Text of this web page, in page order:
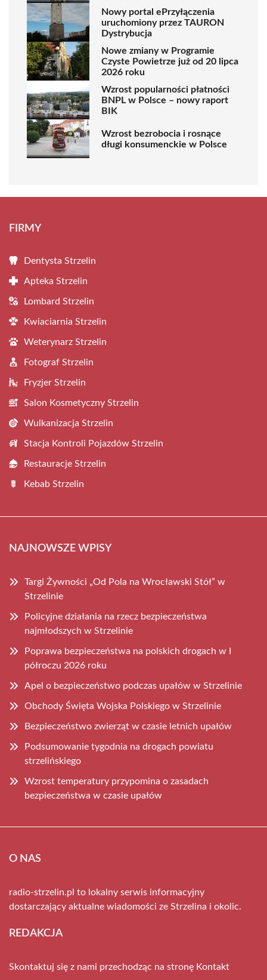
Nowy portal ePrzyłączenia
uruchomiony przez TAURON
Dystrybucja
Nowe zmiany w Programie
Czyste Powietrze już od 20 lipca
2026 roku
Wzrost popularności płatności
BNPL w Polsce – nowy raport
BIK
Wzrost bezrobocia i rosnące
długi konsumenckie w Polsce
FIRMY
Dentysta Strzelin
Apteka Strzelin
Lombard Strzelin
Kwiaciarnia Strzelin
Weterynarz Strzelin
Fotograf Strzelin
Fryzjer Strzelin
Salon Kosmetyczny Strzelin
Wulkanizacja Strzelin
Stacja Kontroli Pojazdów Strzelin
Restauracje Strzelin
Kebab Strzelin
NAJNOWSZE WPISY
Targi Żywności „Od Pola na Wrocławski Stół” w
Strzelinie
Policyjne działania na rzecz bezpieczeństwa
najmłodszych w Strzelinie
Poprawa bezpieczeństwa na polskich drogach w I
półroczu 2026 roku
Apel o bezpieczeństwo podczas upałów w Strzelinie
Obchody Święta Wojska Polskiego w Strzelinie
Bezpieczeństwo zwierząt w czasie letnich upałów
Podsumowanie tygodnia na drogach powiatu
strzelińskiego
Wzrost temperatury przypomina o zasadach
bezpieczeństwa w czasie upałów
O NAS
radio-strzelin.pl to lokalny serwis informacyjny
dostarczający aktualne wiadomości ze Strzelina i okolic.
REDAKCJA
Skontaktuj się z nami przechodząc na stronę Kontakt